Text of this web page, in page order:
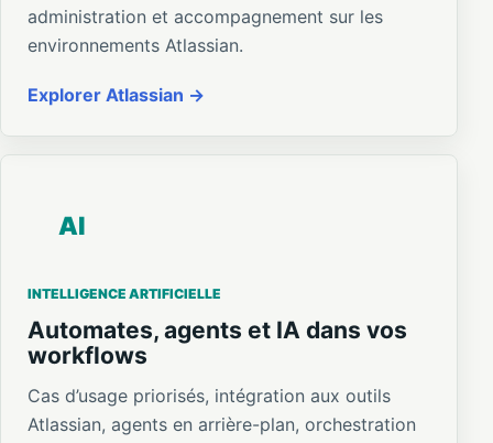
administration et accompagnement sur les
environnements Atlassian.
Explorer Atlassian
AI
INTELLIGENCE ARTIFICIELLE
Automates, agents et IA dans vos
workflows
Cas d’usage priorisés, intégration aux outils
Atlassian, agents en arrière-plan, orchestration